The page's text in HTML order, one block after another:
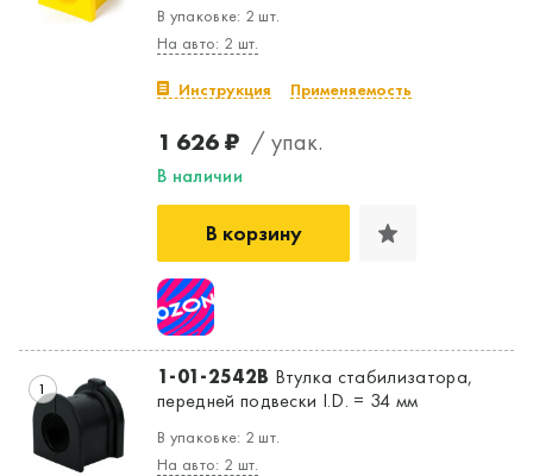
В упаковке: 2 шт.
На авто: 2 шт.
Инструкция Применяемость
1 626 ₽ / упак.
В наличии
В корзину
1 1-01-2542B Втулка стабилизатора,
передней подвески I.D. = 34 мм
В упаковке: 2 шт.
На авто: 2 шт.